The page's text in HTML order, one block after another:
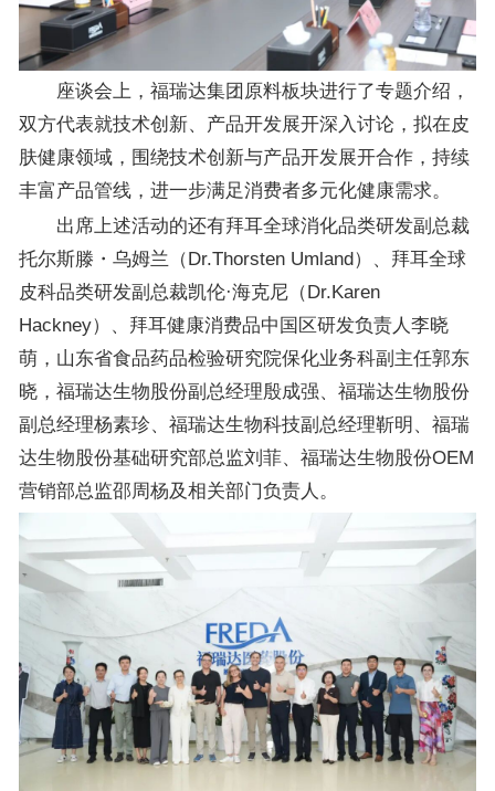
座谈会上，福瑞达集团原料板块进行了专题介绍，
双方代表就技术创新、产品开发展开深入讨论，拟在皮
肤健康领域，围绕技术创新与产品开发展开合作，持续
丰富产品管线，进一步满足消费者多元化健康需求。
出席上述活动的还有拜耳全球消化品类研发副总裁
托尔斯滕・乌姆兰（Dr.Thorsten Umland）、拜耳全球
皮科品类研发副总裁凯伦·海克尼（Dr.Karen
Hackney）、拜耳健康消费品中国区研发负责人李晓
萌，山东省食品药品检验研究院保化业务科副主任郭东
晓，福瑞达生物股份副总经理殷成强、福瑞达生物股份
副总经理杨素珍、福瑞达生物科技副总经理靳明、福瑞
达生物股份基础研究部总监刘菲、福瑞达生物股份OEM
营销部总监邵周杨及相关部门负责人。